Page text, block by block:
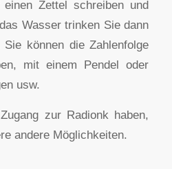
Zettel schreiben und
Wasser trinken Sie dann
können die Zahlenfolge
mit einem Pendel oder
usw.
zur Radionk haben,
andere Möglichkeiten.